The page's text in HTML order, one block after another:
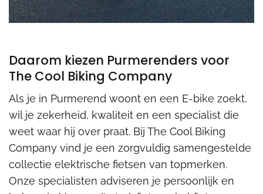
Daarom kiezen Purmerenders voor
The Cool Biking Company
Als je in Purmerend woont en een E-bike zoekt,
wil je zekerheid, kwaliteit en een specialist die
weet waar hij over praat. Bij The Cool Biking
Company vind je een zorgvuldig samengestelde
collectie elektrische fietsen van topmerken.
Onze specialisten adviseren je persoonlijk en